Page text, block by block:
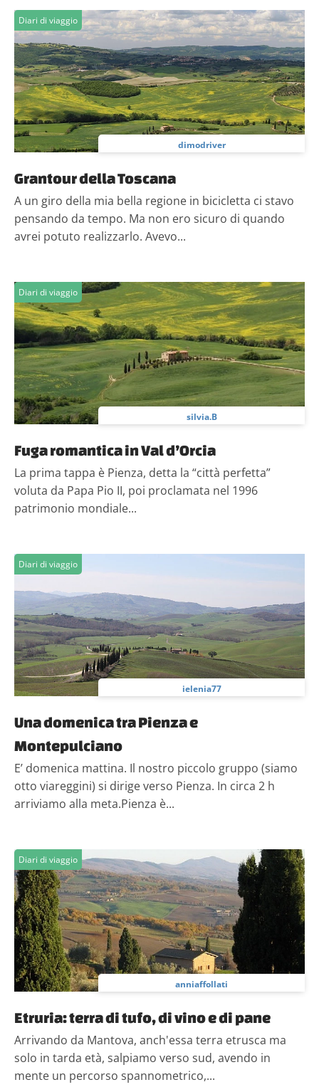
Diari di viaggio
dimodriver
Grantour della Toscana
A un giro della mia bella regione in bicicletta ci stavo
pensando da tempo. Ma non ero sicuro di quando
avrei potuto realizzarlo. Avevo...
Diari di viaggio
silvia.B
Fuga romantica in Val d’Orcia
La prima tappa è Pienza, detta la “città perfetta”
voluta da Papa Pio II, poi proclamata nel 1996
patrimonio mondiale...
Diari di viaggio
ielenia77
Una domenica tra Pienza e
Montepulciano
E’ domenica mattina. Il nostro piccolo gruppo (siamo
otto viareggini) si dirige verso Pienza. In circa 2 h
arriviamo alla meta.Pienza è...
Diari di viaggio
anniaffollati
Etruria: terra di tufo, di vino e di pane
Arrivando da Mantova, anch'essa terra etrusca ma
solo in tarda età, salpiamo verso sud, avendo in
mente un percorso spannometrico,...